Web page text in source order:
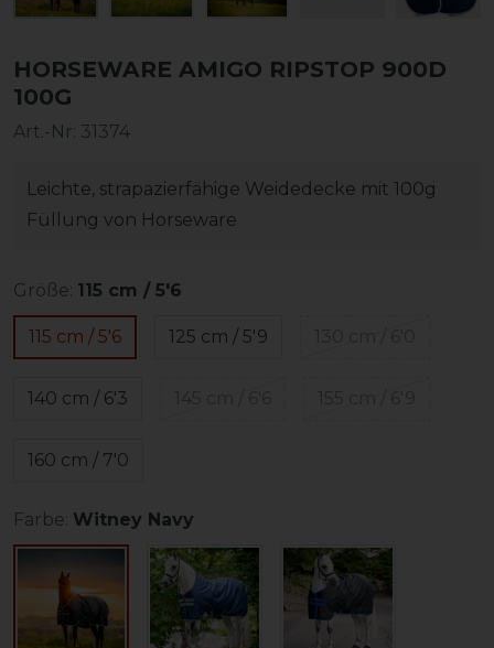
HORSEWARE AMIGO RIPSTOP 900D
100G
Art.-Nr: 31374
Leichte, strapazierfähige Weidedecke mit 100g
Füllung von Horseware
Größe: 115 cm / 5'6
115 cm / 5'6 125 cm / 5'9
140 cm / 6'3
160 cm / 7'0
Farbe: Witney Navy